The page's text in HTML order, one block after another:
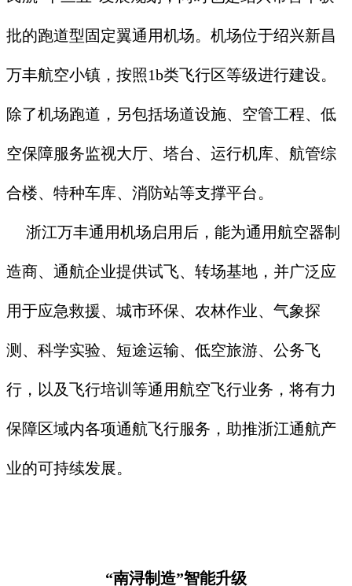
批的跑道型固定翼通用机场。机场位于绍兴新昌
万丰航空小镇，按照1b类飞行区等级进行建设。
除了机场跑道，另包括场道设施、空管工程、低
空保障服务监视大厅、塔台、运行机库、航管综
合楼、特种车库、消防站等支撑平台。
浙江万丰通用机场启用后，能为通用航空器制
造商、通航企业提供试飞、转场基地，并广泛应
用于应急救援、城市环保、农林作业、气象探
测、科学实验、短途运输、低空旅游、公务飞
行，以及飞行培训等通用航空飞行业务，将有力
保障区域内各项通航飞行服务，助推浙江通航产
业的可持续发展。
“南浔制造”智能升级